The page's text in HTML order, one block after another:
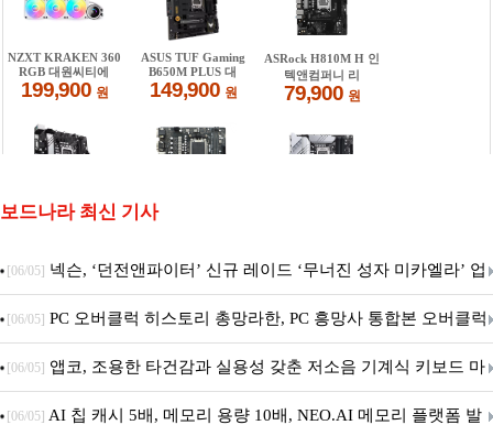
보드나라 최신 기사
[06/05] 넥슨, ‘던전앤파이터’ 신규 레이드 ‘무너진 성자 미카엘라’ 업
데이트!
[06/05] PC 오버클럭 히스토리 총망라한, PC 흥망사 통합본 오버클럭
특집(1-4편)
[06/05] 앱코, 조용한 타건감과 실용성 갖춘 저소음 기계식 키보드 마
우스 세트 'KM580' 출시
[06/05] AI 칩 캐시 5배, 메모리 용량 10배, NEO.AI 메모리 플랫폼 발